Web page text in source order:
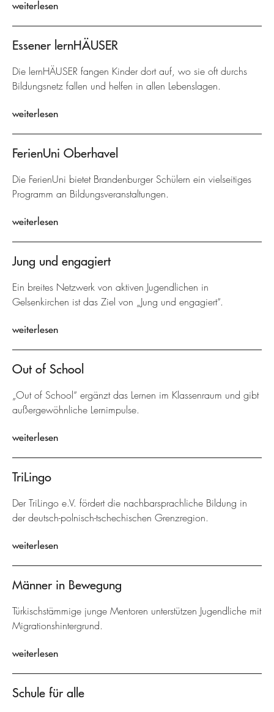
weiterlesen
Essener lernHÄUSER
Die lernHÄUSER fangen Kinder dort auf, wo sie oft durchs
Bildungsnetz fallen und helfen in allen Lebenslagen.
weiterlesen
FerienUni Oberhavel
Die FerienUni bietet Brandenburger Schülern ein vielseitiges
Programm an Bildungsveranstaltungen.
weiterlesen
Jung und engagiert
Ein breites Netzwerk von aktiven Jugendlichen in
Gelsenkirchen ist das Ziel von „Jung und engagiert“.
weiterlesen
Out of School
„Out of School“ ergänzt das Lernen im Klassenraum und gibt
außergewöhnliche Lernimpulse.
weiterlesen
TriLingo
Der TriLingo e.V. fördert die nachbarsprachliche Bildung in
der deutsch-polnisch-tschechischen Grenzregion.
weiterlesen
Männer in Bewegung
Türkischstämmige junge Mentoren unterstützen Jugendliche mit
Migrationshintergrund.
weiterlesen
Schule für alle